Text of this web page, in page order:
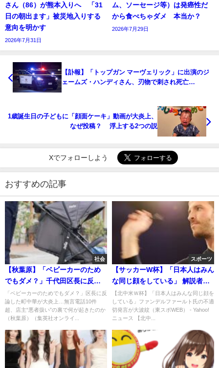
さん（86）が熊本入りへ 「31
日の朝出ます」被災地入りする
意向を明かす
2026年7月31日
ム、ソーセージ等）は発癌性だ
から食べちゃダメ 本当か？
2026年7月29日
【訃報】「トップガン マーヴェリック」に出演のジ
ェームズ・ハンディさん、刃物で刺され死亡…
1歳誕生日の子どもに「顔面ケーキ」動画が大炎上、
なぜ投稿？ 浮上する2つの説
Xでフォローしよう
おすすめの記事
社会
【秋葉原】「ベビーカーのため
でもダメ？」千代田区長に反論
した町中華が大炎上…無言電話
10件超…
「ベビーカーのためでもダメ？」区長に反
論した町中華が大炎上…無言電話10件
超、店主“悪者扱い”の裏で何が起きたのか
（秋葉原）（集英社オンライ...
スポーツ
【サッカーW杯】「日本人はみん
な同じ顔をしている」 解説者フ
ァンデルファールト氏の不適切
発言が大波紋… 欧米各国メデ
ィアが一斉に報じる
【北中米Ｗ杯】「日本人はみんな同じ顔を
している」ファンデルファールト氏の不適
切発言が大波紋（東スポWEB） - Yahoo!
ニュース 【北中...